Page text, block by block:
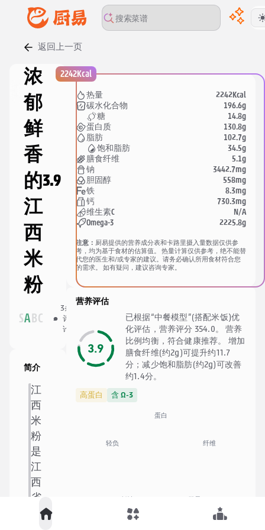
返回上一页
浓
郁
鲜
香
的
江
西
米
粉
3.9
SA BC
3条
评
论
12
藏
分
享
简介
江
西
米
粉
是
江
西
省
著
2242Kcal
热量 2242Kcal
碳水化合物 196.6g
糖 14.8g
蛋白质 130.8g
脂肪 102.7g
饱和脂肪 34.5g
膳食纤维 5.1g
钠 3442.7mg
胆固醇 558mg
铁 8.3mg
钙 730.3mg
维生素C N/A
Omega-3 2225.8g
注意： 厨易提供的营养成分表和卡路里摄入量数据仅供参
考，均为基于食材的估算值。 热量计算仅供参考，绝不能替
代您的医生和/或专家的建议。请务必确认所用食材符合您
的需求。 如有疑问，建议咨询专家。
营养评估
3.9
已根据“中餐模型”(搭配米饭)优
化评估，营养评分 354.0。 营养
比例均衡，符合健康推荐。 增加
膳食纤维(约2g)可提升约11.7
分；减少饱和脂肪(约2g)可改善
约1.4分。
高蛋白 含 Ω-3
蛋白
纤维
轻负